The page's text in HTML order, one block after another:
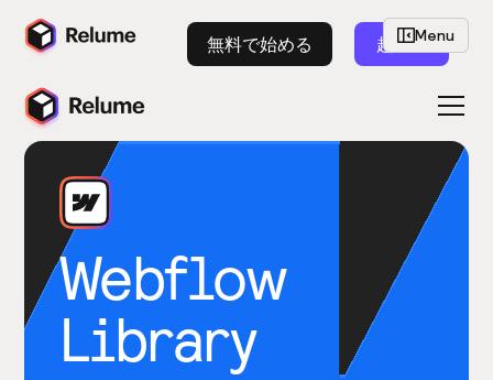
無料で始める 起動
Webflow
Library
Menu